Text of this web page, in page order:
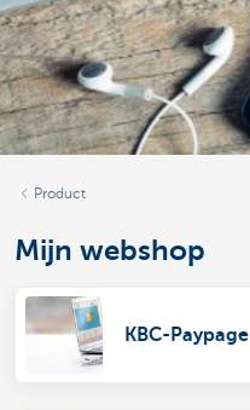
Product
Mijn webshop
KBC-Paypage